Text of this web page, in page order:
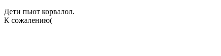
Дети пьют корвалол.
К сожалению(